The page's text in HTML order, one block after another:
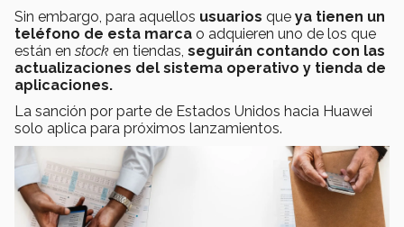
Sin embargo, para aquellos usuarios que ya tienen un
teléfono de esta marca o adquieren uno de los que
están enstock en tiendas, seguirán contando con las
actualizaciones del sistema operativo y tienda de
aplicaciones.
La sanción por parte de Estados Unidos hacia Huawei
solo aplica para próximos lanzamientos.